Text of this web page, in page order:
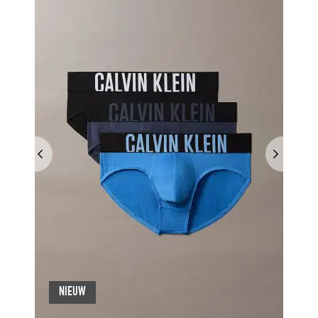
NIEUW